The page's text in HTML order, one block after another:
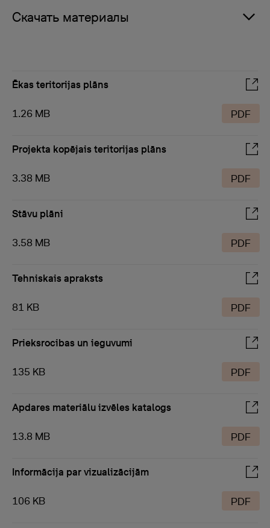
Скачать материалы
Ēkas teritorijas plāns
1.26 MB PDF
Projekta kopējais teritorijas plāns
3.38 MB PDF
Stāvu plāni
3.58 MB PDF
Tehniskais apraksts
81 KB PDF
Prieksrocibas un ieguvumi
135 KB PDF
Apdares materiālu izvēles katalogs
13.8 MB PDF
Informācija par vizualizācijām
106 KB PDF